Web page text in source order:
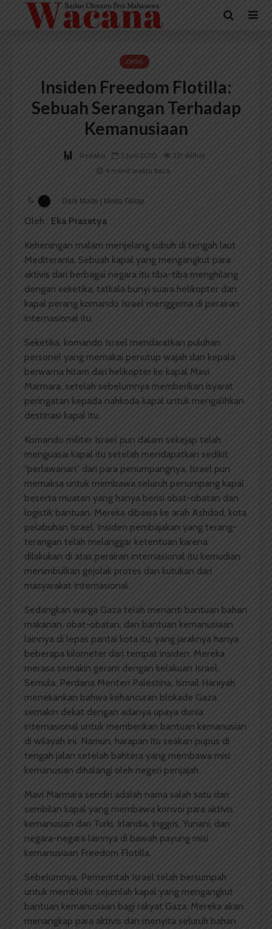
OPINI
Insiden Freedom Flotilla:
Sebuah Serangan Terhadap
Kemanusiaan
Redaksi 3 Juni 2010
231 dilihat
4 menit waktu baca
Dark Mode | Moda Gelap
Oleh : Eka Prasetya
Keheningan malam menjelang subuh di tengah laut
Mediterania. Sebuah kapal yang mengangkut para
aktivis dari berbagai negara itu tiba-tiba menghilang
dengan seketika, tatkala bunyi suara helikopter dan
kapal perang komando Israel menggema di perairan
internasional itu.
Seketika, komando Israel mendaratkan puluhan
personel yang memakai penutup wajah dan kepala
berwarna hitam dari helikopter ke kapal Mavi
Marmara, setelah sebelumnya memberikan isyarat
peringatan kepada nahkoda kapal untuk mengalihkan
destinasi kapal itu.
Komando militer Israel pun dalam sekejap telah
menguasai kapal itu setelah mendapatkan sedikit
“perlawanan” dari para penumpangnya. Israel pun
memaksa untuk membawa seluruh penumpang kapal
beserta muatan yang hanya berisi obat-obatan dan
logistik bantuan. Mereka dibawa ke arah Ashdod, kota
pelabuhan Israel. Insiden pembajakan yang terang-
terangan telah melanggar ketentuan karena
dilakukan di atas perairan internasional itu kemudian
menimbulkan gejolak protes dan kutukan dari
masyarakat internasional.
Sedangkan warga Gaza telah menanti bantuan bahan
makanan, obat-obatan, dan bantuan kemanusiaan
lainnya di lepas pantai kota itu, yang jaraknya hanya
beberapa kilometer dari tempat insiden. Mereka
merasa semakin geram dengan kelakuan Israel.
Semula, Perdana Menteri Palestina, Ismail Haniyah
menekankan bahwa kehancuran blokade Gaza
semakin dekat dengan adanya upaya dunia
internasional untuk memberikan bantuan kemanusian
di wilayah ini. Namun, harapan itu seakan pupus di
tengah jalan setelah bahtera yang membawa misi
kemanusian dihalangi oleh negeri penjajah.
Mavi Marmara sendiri adalah nama salah satu dari
sembilan kapal yang membawa konvoi para aktivis
kemanusian dari Turki, Irlandia, Inggris, Yunani, dan
negara-negara lainnya di bawah payung misi
kemanusiaan Freedom Flotilla.
Sebelumnya, Pemerintah Israel telah bersumpah
untuk memblokir sejumlah kapal yang mengangkut
bantuan kemanusiaan bagi rakyat Gaza. Mereka akan
menangkap para aktivis dan menyita seluruh bahan